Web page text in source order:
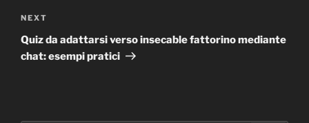
Next
Post
NEXT
Quiz da adattarsi verso insecable fattorino mediante
chat: esempi pratici